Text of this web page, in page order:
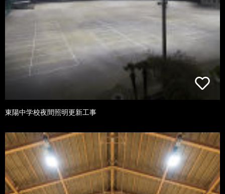
東陽中学校夜間照明更新工事